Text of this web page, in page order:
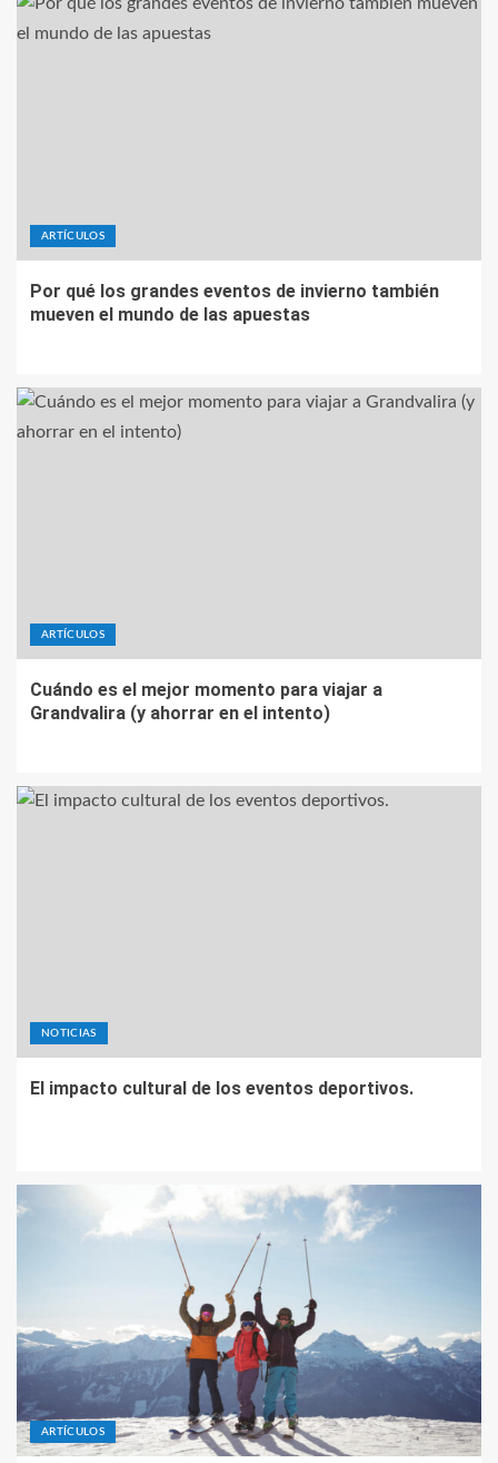
ARTÍCULOS
Por qué los grandes eventos de invierno también
mueven el mundo de las apuestas
ARTÍCULOS
Cuándo es el mejor momento para viajar a
Grandvalira (y ahorrar en el intento)
NOTICIAS
El impacto cultural de los eventos deportivos.
ARTÍCULOS